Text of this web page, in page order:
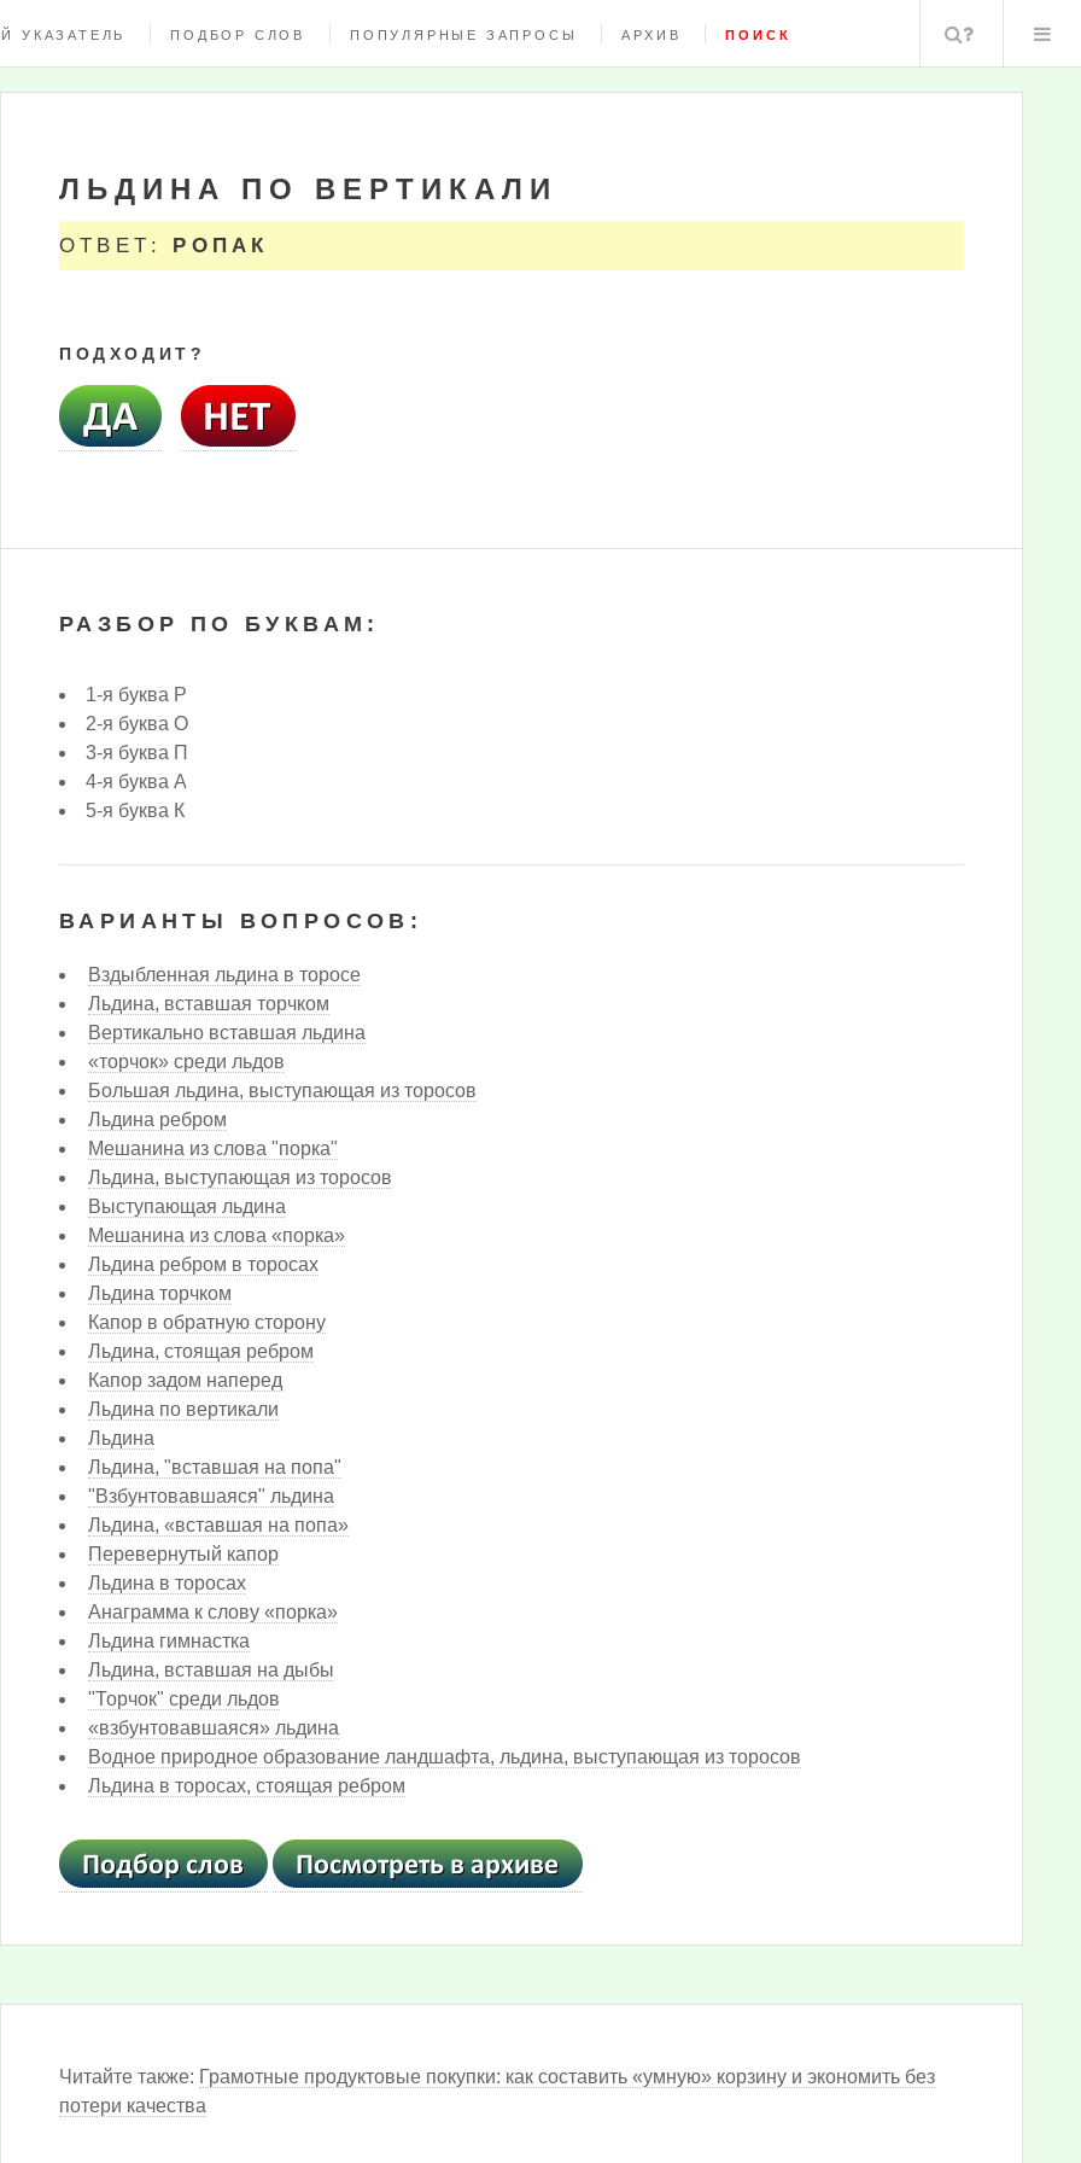
УКАЗАТЕЛЬ ПОДБОР СЛОВ ПОПУЛЯРНЫЕ ЗАПРОСЫ АРХИВ ПОИСК Поиск
ЛЬДИНА ПО ВЕРТИКАЛИ
ОТВЕТ: РОПАК
ПОДХОДИТ?
РАЗБОР ПО БУКВАМ:
1-я буква Р
2-я буква О
3-я буква П
4-я буква А
5-я буква К
ВАРИАНТЫ ВОПРОСОВ:
Вздыбленная льдина в торосе
Льдина, вставшая торчком
Вертикально вставшая льдина
«торчок» среди льдов
Большая льдина, выступающая из торосов
Льдина ребром
Мешанина из слова "порка"
Льдина, выступающая из торосов
Выступающая льдина
Мешанина из слова «порка»
Льдина ребром в торосах
Льдина торчком
Капор в обратную сторону
Льдина, стоящая ребром
Капор задом наперед
Льдина по вертикали
Льдина
Льдина, "вставшая на попа"
"Взбунтовавшаяся" льдина
Льдина, «вставшая на попа»
Перевернутый капор
Льдина в торосах
Анаграмма к слову «порка»
Льдина гимнастка
Льдина, вставшая на дыбы
"Торчок" среди льдов
«взбунтовавшаяся» льдина
Водное природное образование ландшафта, льдина, выступающая из торосов
Льдина в торосах, стоящая ребром
Читайте также: Грамотные продуктовые покупки: как составить «умную» корзину и экономить без
потери качества